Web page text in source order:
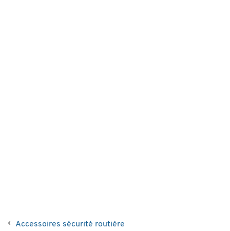
Accessoires sécurité routière